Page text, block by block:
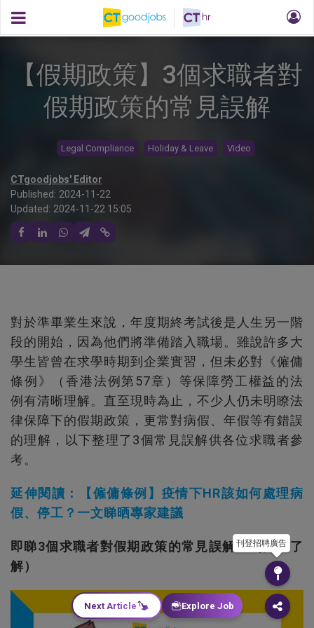
【假期政策】3個求職者對
假期政策的常見誤解
Legal Compliance Holiday & Leave Video
CTgoodjobs' Editor
Published: 2024-11-22
Updated: 2024-11-22 15:05
對於準畢業生來說，年度期終考試後是人生另一階
段的開始，因為他們將準備踏入職場。雖說許多大
學生皆曾在求學時期到企業實習，但未必對《僱傭
條例》（香港法例第57章）等保障勞工權益的法
例有清晰理解。直至現時為止，不少人仍未明瞭法
律保障下的假期政策，更常對病假、年假等有錯誤
的理解，以下整理了3個常見誤解供各位求職者參
考。
延伸閱讀：【僱傭條例】疫情下HR該如何處理病
假、停工？一文睇晒專家建議
即睇3個求職者對假期政策的常見誤解：（按圖了
解）
刊登招聘廣告
Next Article Explore Job